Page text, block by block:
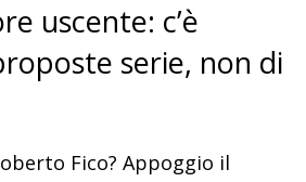
uscente: c’è
serie, non di
Fico? Appoggio il